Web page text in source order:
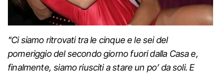
"Ci siamo ritrovati tra le cinque e le sei del
pomeriggio del secondo giorno fuori dalla Casa e,
finalmente, siamo riusciti a stare un po’ da soli. E